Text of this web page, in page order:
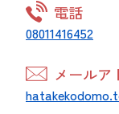
電話
08011416452
メールア